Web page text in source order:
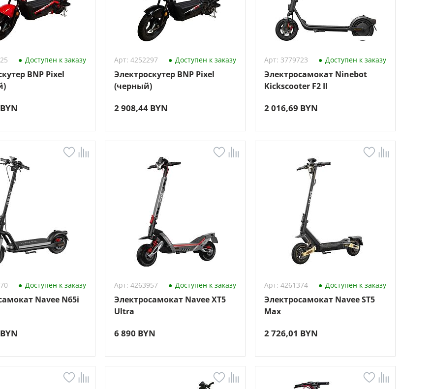
Доступен к заказу
BNP Pixel
Арт: 4252297 Доступен к заказу
Электроскутер BNP Pixel
(черный)
2 908,44 BYN
Арт: 3779723 Доступен к заказу
Электросамокат Ninebot
Kickscooter F2 II
2 016,69 BYN
Доступен к заказу
Navee N65i
Арт: 4263957 Доступен к заказу
Электросамокат Navee XT5
Ultra
6 890 BYN
Арт: 4261374 Доступен к заказу
Электросамокат Navee ST5
Max
2 726,01 BYN